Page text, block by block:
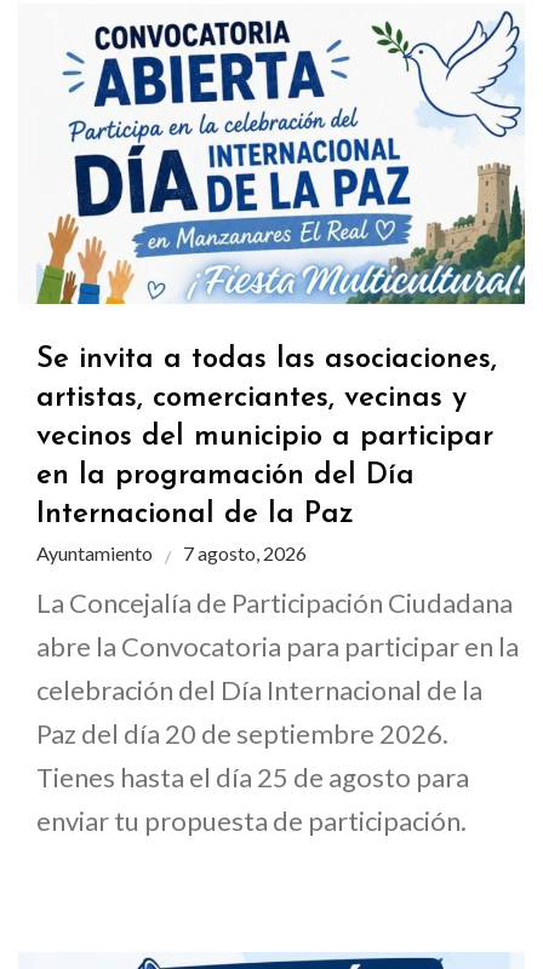
Se invita a todas las asociaciones,
artistas, comerciantes, vecinas y
vecinos del municipio a participar
en la programación del Día
Internacional de la Paz
Ayuntamiento 7 agosto, 2026
La Concejalía de Participación Ciudadana
abre la Convocatoria para participar en la
celebración del Día Internacional de la
Paz del día 20 de septiembre 2026.
Tienes hasta el día 25 de agosto para
enviar tu propuesta de participación.